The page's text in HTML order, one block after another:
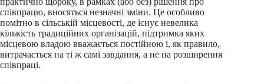
співпрацю, вносяться незначні зміни. Це особливо
помітно в сільській місцевості, де існує невелика
кількість традиційних організацій, підтримка яких
місцевою владою вважається постійною і, як правило,
витрачається на ті ж самі завдання, а не на розширення
співпраці.